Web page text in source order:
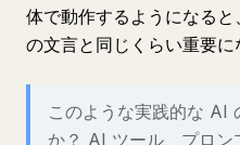
体で動作するようになる
の文言と同じくらい重要に
このような実践的な AI
か？ AI ツール、プロン